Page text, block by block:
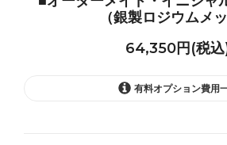
（銀製ロジウムメッ
64,350円(税
有料オプション費用